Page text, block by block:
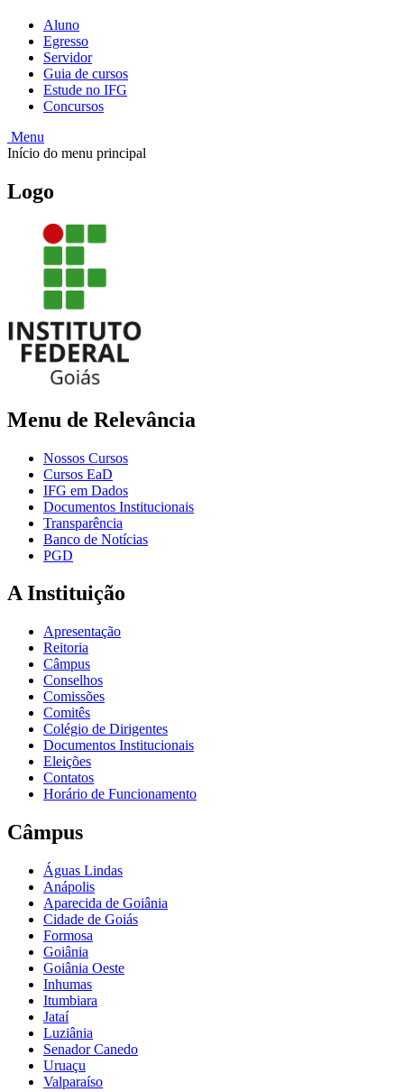
Aluno
Egresso
Servidor
Guia de cursos
Estude no IFG
Concursos
Menu
Início do menu principal
Logo
Menu de Relevância
Nossos Cursos
Cursos EaD
IFG em Dados
Documentos Institucionais
Transparência
Banco de Notícias
PGD
A Instituição
Apresentação
Reitoria
Câmpus
Conselhos
Comissões
Comitês
Colégio de Dirigentes
Documentos Institucionais
Eleições
Contatos
Horário de Funcionamento
Câmpus
Águas Lindas
Anápolis
Aparecida de Goiânia
Cidade de Goiás
Formosa
Goiânia
Goiânia Oeste
Inhumas
Itumbiara
Jataí
Luziânia
Senador Canedo
Uruaçu
Valparaíso